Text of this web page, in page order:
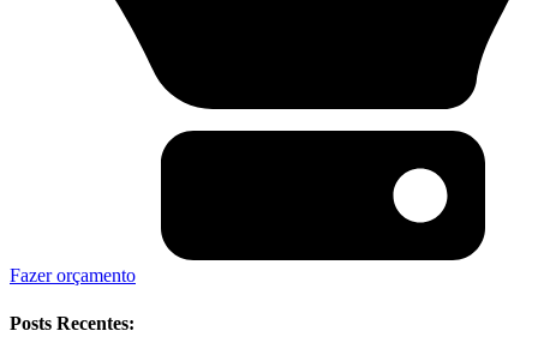
Fazer orçamento
Posts Recentes: